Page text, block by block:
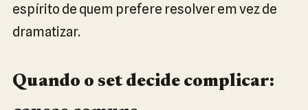
espírito de quem prefere resolver em vez de
dramatizar.
Quando o set decide complicar: